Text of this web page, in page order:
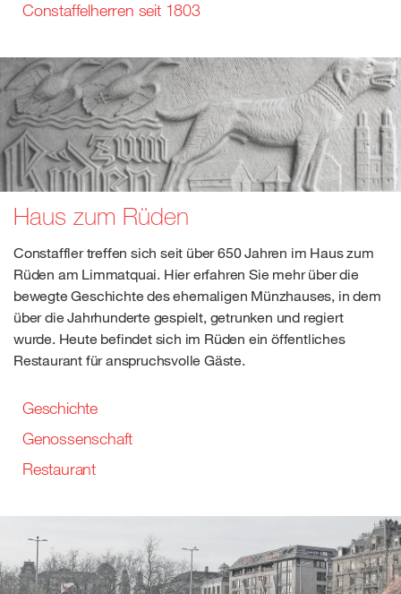
Constaffelherren seit 1803
Haus zum Rüden
Constaffler treffen sich seit über 650 Jahren im Haus zum
Rüden am Limmatquai. Hier erfahren Sie mehr über die
bewegte Geschichte des ehemaligen Münzhauses, in dem
über die Jahrhunderte gespielt, getrunken und regiert
wurde. Heute befindet sich im Rüden ein öffentliches
Restaurant für anspruchsvolle Gäste.
Geschichte
Genossenschaft
Restaurant